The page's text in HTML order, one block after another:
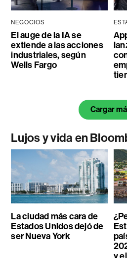
NEGOCIOS
El auge de la IA se
extiende a las acciones
industriales, según
Wells Fargo
Cargar
Lujos y vida en
La ciudad más cara de
Estados Unidos dejó de
ser Nueva York